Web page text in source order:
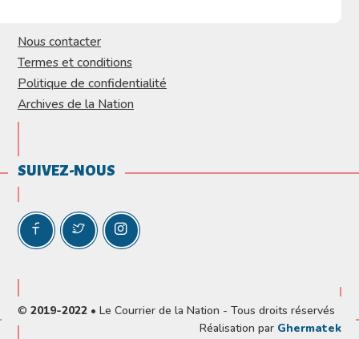
Nous contacter
Termes et conditions
Politique de confidentialité
Archives de la Nation
SUIVEZ-NOUS
© 2019-2022 • Le Courrier de la Nation - Tous droits réservés
Réalisation par Ghermatek